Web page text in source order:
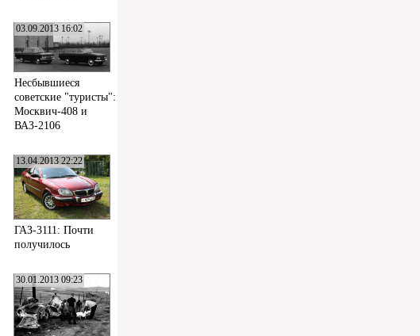
03.09.2013 16:02
Несбывшиеся
советские "туристы":
Москвич-408 и
ВАЗ-2106
13.04.2013 22:22
ГАЗ-3111: Почти
получилось
30.01.2013 09:23